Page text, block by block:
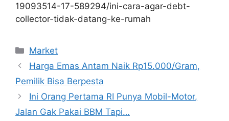
19093514-17-589294/ini-cara-agar-debt-
collector-tidak-datang-ke-rumah
Kategori
Market
Harga Emas Antam Naik Rp15.000/Gram,
Pemilik Bisa Berpesta
Ini Orang Pertama RI Punya Mobil-Motor,
Jalan Gak Pakai BBM Tapi…